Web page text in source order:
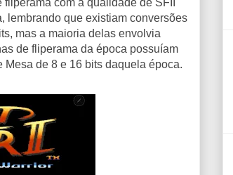
lembrando que existiam conversões
mas a maioria delas envolvia
de fliperama da época possuíam
de 8 e 16 bits daquela época.